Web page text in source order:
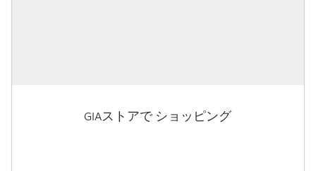
GIAストアで ショッピング